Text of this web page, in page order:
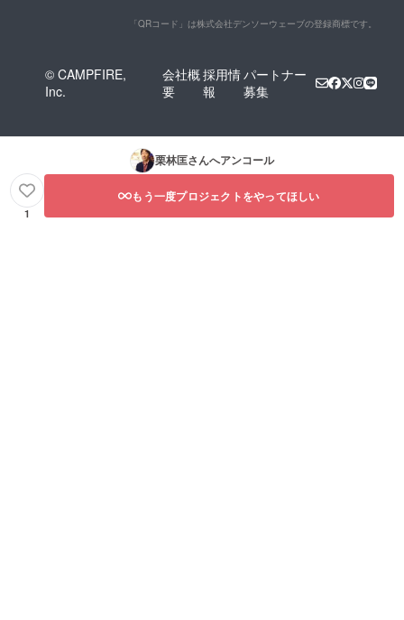
「QRコード」は株式会社デンソーウェーブの登録商標です。
© CAMPFIRE,
Inc.
会社概
要
採用情
報
パートナー
募集
栗林匡さんへアンコール
1
もう一度プロジェクトをやってほしい